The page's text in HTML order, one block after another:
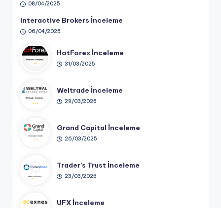
08/04/2025
Interactive Brokers İnceleme
06/04/2025
HotForex İnceleme
31/03/2025
Weltrade İnceleme
29/03/2025
Grand Capital İnceleme
26/03/2025
Trader’s Trust İnceleme
23/03/2025
UFX İnceleme